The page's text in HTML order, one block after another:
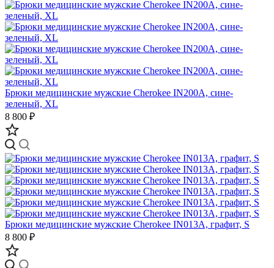
Брюки медицинские мужские Cherokee IN200A, сине-
зеленый, XL
8 800 ₽
Брюки медицинские мужские Cherokee IN013A, графит, S
8 800 ₽